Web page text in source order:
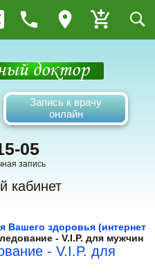
Запись к врачу
онлайн
05
запись
кабинет
Вашего здоровья (интернет
- V.I.P. для мужчин
- V.I.P. для